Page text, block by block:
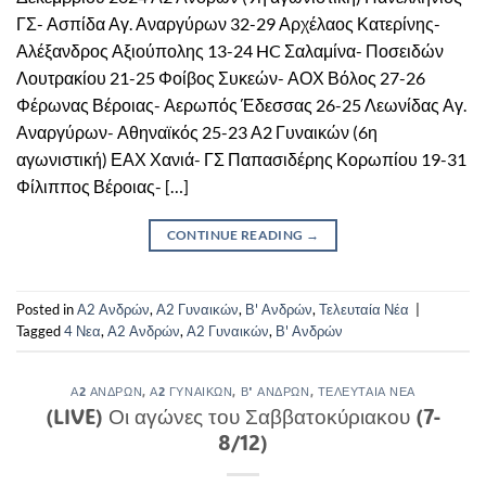
ΓΣ- Ασπίδα Αγ. Αναργύρων 32-29 Αρχέλαος Κατερίνης-
Αλέξανδρος Αξιούπολης 13-24 HC Σαλαμίνα- Ποσειδών
Λουτρακίου 21-25 Φοίβος Συκεών- ΑΟΧ Βόλος 27-26
Φέρωνας Βέροιας- Αερωπός Έδεσσας 26-25 Λεωνίδας Αγ.
Αναργύρων- Αθηναϊκός 25-23 Α2 Γυναικών (6η
αγωνιστική) ΕΑΧ Χανιά- ΓΣ Παπασιδέρης Κορωπίου 19-31
Φίλιππος Βέροιας- […]
CONTINUE READING →
Posted inΑ2 Ανδρών,Α2 Γυναικών, Β' Ανδρών,Τελευταία Νέα
Tagged4 Νεα,Α2 Ανδρών,Α2 Γυναικών, Β' Ανδρών
Α2 ΑΝΔΡΏΝ,Α2 ΓΥΝΑΙΚΏΝ, Β' ΑΝΔΡΏΝ, ΤΕΛΕΥΤΑΊΑ ΝΈΑ
(LIVE) Οι αγώνες του Σαββατοκύριακου (7-
8/12)